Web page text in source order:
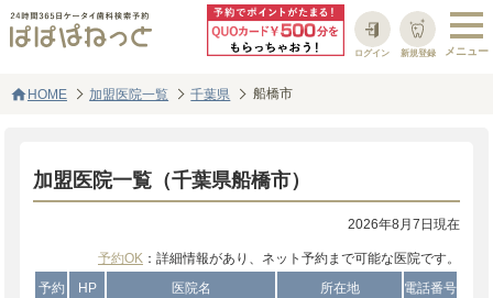
新規登録
ログイン
homeHOME 加盟医院一覧 千葉県 船橋市
加盟医院一覧（千葉県船橋市）
2026年8月7日現在
予約OK：詳細情報があり、ネット予約まで可能な医院です。
予約
HP 医院名 所在地 電話番号